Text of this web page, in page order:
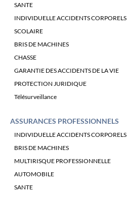
SANTE
INDIVIDUELLE ACCIDENTS CORPORELS
SCOLAIRE
BRIS DE MACHINES
CHASSE
GARANTIE DES ACCIDENTS DE LA VIE
PROTECTION JURIDIQUE
Télésurveillance
ASSURANCES PROFESSIONNELS
INDIVIDUELLE ACCIDENTS CORPORELS
BRIS DE MACHINES
MULTIRISQUE PROFESSIONNELLE
AUTOMOBILE
SANTE